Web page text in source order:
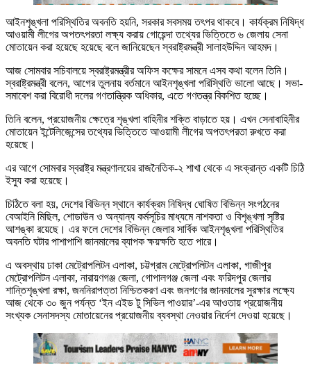
আইনশৃঙ্খলা পরিস্থিতির অবনতি হয়নি, সরকার সবসময় তৎপর থাকবে। কার্যক্রম নিষিদ্ধ
আওয়ামী লীগের অপতৎপরতা লক্ষ্য করায় গোয়েন্দা তথ্যের ভিত্তিতে ৬ জেলায় সেনা
মোতায়েন করা হয়েছে হয়েছে বলে জানিয়েছেন স্বরাষ্ট্রমন্ত্রী সালাহউদ্দিন আহমদ।
আজ সোমবার সচিবালয়ে স্বরাষ্ট্রমন্ত্রীর অফিস কক্ষের সামনে এসব কথা বলেন তিনি।
স্বরাষ্ট্রমন্ত্রী বলেন, আগের তুলনায় বর্তমানে আইনশৃঙ্খলা পরিস্থিতি ভালো আছে। সভা-
সমাবেশ করা বিরোধী দলের গণতান্ত্রিক অধিকার, এতে গণতন্ত্র বিকশিত হচ্ছে।
তিনি বলেন, প্রয়োজনীয় ক্ষেত্রে শৃঙ্খলা বাহিনীর শক্তি বাড়াতে হয়। এখন সেনাবাহিনীর
মোতায়েন ইন্টেলিজেন্সের তথ্যের ভিত্তিতে আওয়ামী লীগের অপতৎপরতা রুখতে করা
হয়েছে।
এর আগে সোমবার স্বরাষ্ট্র মন্ত্রণালয়ের রাজনৈতিক-২ শাখা থেকে এ সংক্রান্ত একটি চিঠি
ইস্যু করা হয়েছে।
চিঠিতে বলা হয়, দেশের বিভিন্ন স্থানে কার্যক্রম নিষিদ্ধ ঘোষিত বিভিন্ন সংগঠনের
বেআইনি মিছিল, শোডাউন ও অন্যান্য কর্মসূচির মাধ্যমে নাশকতা ও বিশৃঙ্খলা সৃষ্টির
আশঙ্কা রয়েছে। এর ফলে দেশের বিভিন্ন জেলার সার্বিক আইনশৃঙ্খলা পরিস্থিতির
অবনতি ঘটার পাশাপাশি জানমালের ব্যাপক ক্ষয়ক্ষতি হতে পারে।
এ অবস্থায় ঢাকা মেট্রোপলিটন এলাকা, চট্টগ্রাম মেট্রোপলিটন এলাকা, গাজীপুর
মেট্রোপলিটন এলাকা, নারায়ণগঞ্জ জেলা, গোপালগঞ্জ জেলা এবং ফরিদপুর জেলার
শান্তিশৃঙ্খলা রক্ষা, জননিরাপত্তা নিশ্চিতকরণ এবং জনগণের জানমালের সুরক্ষার লক্ষ্যে
আজ থেকে ৩০ জুন পর্যন্ত ‘ইন এইড টু সিভিল পাওয়ার’-এর আওতায় প্রয়োজনীয়
সংখ্যক সেনাসদস্য মোতায়েনের প্রয়োজনীয় ব্যবস্থা নেওয়ার নির্দেশ দেওয়া হয়েছে।